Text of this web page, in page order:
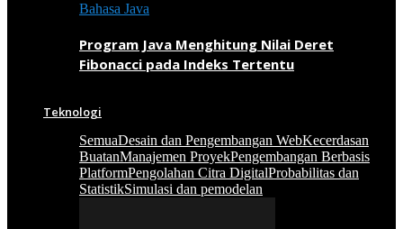
Bahasa Java
Program Java Menghitung Nilai Deret
Fibonacci pada Indeks Tertentu
Teknologi
SemuaDesain dan Pengembangan WebKecerdasan
BuatanManajemen ProyekPengembangan Berbasis
PlatformPengolahan Citra DigitalProbabilitas dan
StatistikSimulasi dan pemodelan